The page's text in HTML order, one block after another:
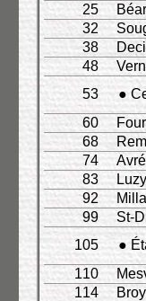
25
32
38
48
53
●
60
68
74
83
92
99
St-
105
●
110
114